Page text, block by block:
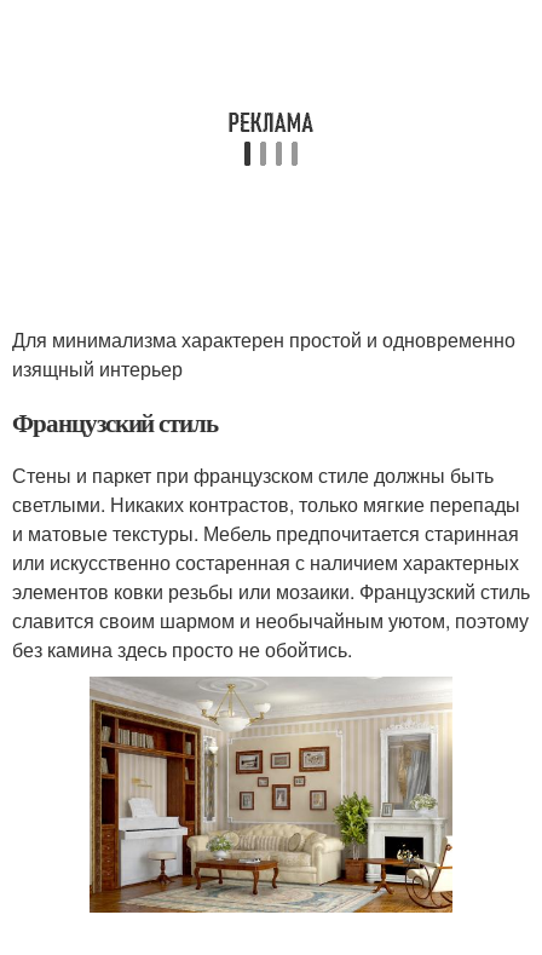
Для минимализма характерен простой и одновременно
изящный интерьер
Французский стиль
Стены и паркет при французском стиле должны быть
светлыми. Никаких контрастов, только мягкие перепады
и матовые текстуры. Мебель предпочитается старинная
или искусственно состаренная с наличием характерных
элементов ковки резьбы или мозаики. Французский стиль
славится своим шармом и необычайным уютом, поэтому
без камина здесь просто не обойтись.